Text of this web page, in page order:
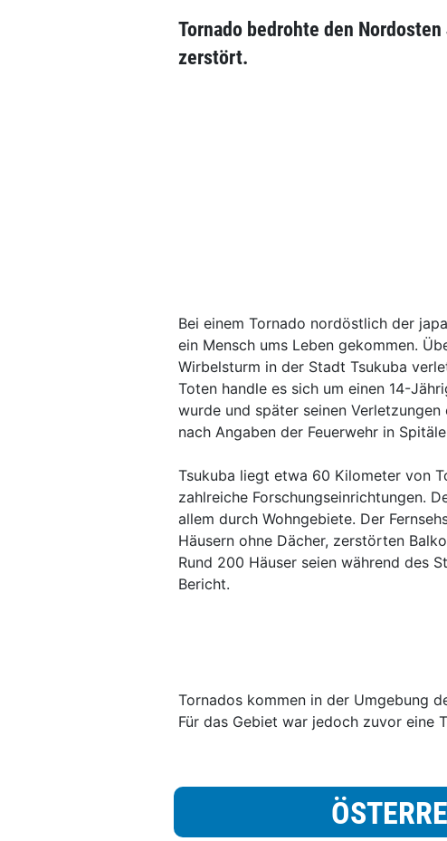
Tornado bedrohte den
zerstört.
Bei einem Tornado nordöstlich der
ein Mensch ums Leben gekommen.
Wirbelsturm in der Stadt Tsukuba
Toten handle es sich um einen 14-
wurde und später seinen
nach Angaben der Feuerwehr in
Tsukuba liegt etwa 60 Kilometer von
zahlreiche Forschungseinrichtungen.
allem durch Wohngebiete. Der
Häusern ohne Dächer, zerstörten
Rund 200 Häuser seien während des
Bericht.
Tornados kommen in der Umgebung
Für das Gebiet war jedoch zuvor eine